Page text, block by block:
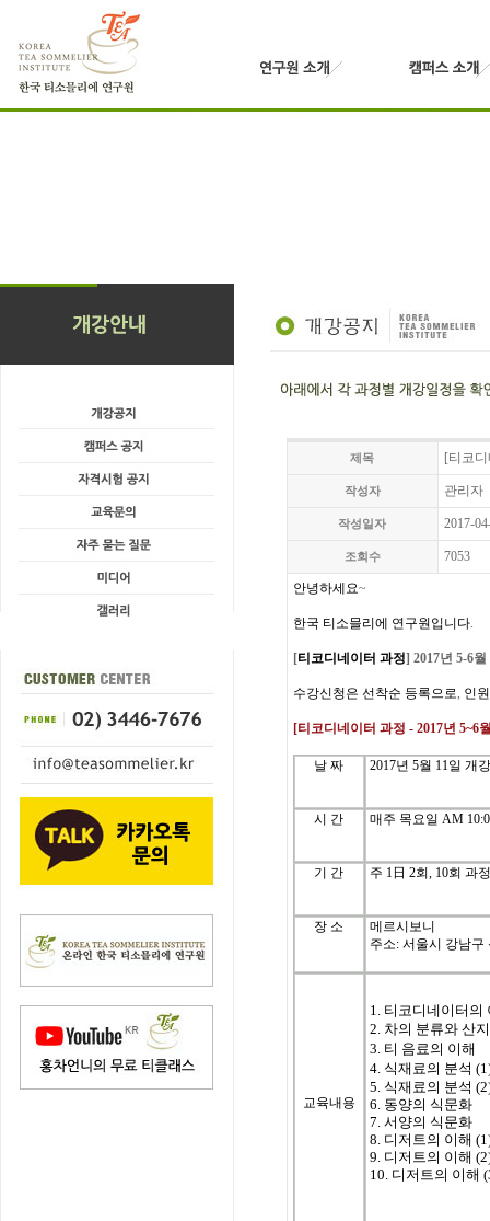
제목 [티코
작성자 관리자
작성일자 2017-
조회수 7053
안녕하세요~
한국 티소믈리에 연구원입니다.
[티코디네이터 과정] 2017년 5-6월
수강신청은 선착순 등록으로, 인원
[티코디네이터 과정 - 2017년 5~6
날 짜 2017년 5월 11일 개
시 간 매주 목요일 AM
기 간 주 1日 2회, 10회 과
장 소
메르시보니
주소: 서울시 강남구
교육내용
1. 티코디네이터의
2. 차의 분류와 산
3. 티 음료의 이해
4. 식재료의 분석
5. 식재료의 분석
6. 동양의 식문화
7. 서양의 식문화
8. 디저트의 이해
9. 디저트의 이해
10. 디저트의 이해